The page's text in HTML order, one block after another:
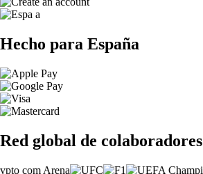
Hecho para España
Red global de colaboradores